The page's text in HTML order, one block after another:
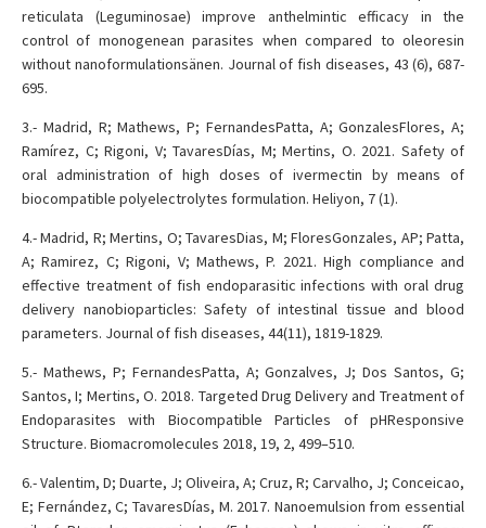
reticulata (Leguminosae) improve anthelmintic efficacy in the
control of monogenean parasites when compared to oleoresin
without nanoformulationsänen. Journal of fish diseases, 43 (6), 687-
695.
3.- Madrid, R; Mathews, P; FernandesPatta, A; GonzalesFlores, A;
Ramírez, C; Rigoni, V; TavaresDías, M; Mertins, O. 2021. Safety of
oral administration of high doses of ivermectin by means of
biocompatible polyelectrolytes formulation. Heliyon, 7 (1).
4.- Madrid, R; Mertins, O; TavaresDias, M; FloresGonzales, AP; Patta,
A; Ramirez, C; Rigoni, V; Mathews, P. 2021. High compliance and
effective treatment of fish endoparasitic infections with oral drug
delivery nanobioparticles: Safety of intestinal tissue and blood
parameters. Journal of fish diseases, 44(11), 1819-1829.
5.- Mathews, P; FernandesPatta, A; Gonzalves, J; Dos Santos, G;
Santos, I; Mertins, O. 2018. Targeted Drug Delivery and Treatment of
Endoparasites with Biocompatible Particles of pHResponsive
Structure. Biomacromolecules 2018, 19, 2, 499–510.
6.- Valentim, D; Duarte, J; Oliveira, A; Cruz, R; Carvalho, J; Conceicao,
E; Fernández, C; TavaresDías, M. 2017. Nanoemulsion from essential